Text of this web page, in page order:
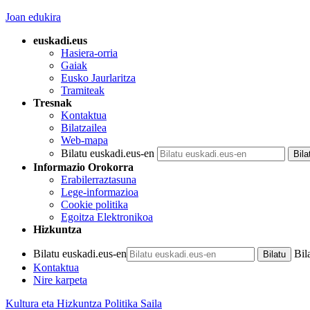
Joan edukira
euskadi.eus
Hasiera-orria
Gaiak
Eusko Jaurlaritza
Tramiteak
Tresnak
Kontaktua
Bilatzailea
Web-mapa
Bilatu euskadi.eus-en
Informazio Orokorra
Erabilerraztasuna
Lege-informazioa
Cookie politika
Egoitza Elektronikoa
Hizkuntza
Bilatu euskadi.eus-en
Kontaktua
Nire karpeta
Kultura eta Hizkuntza Politika Saila